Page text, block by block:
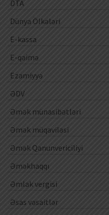
DTA
Dünya Ölkələri
E-kassa
E-qaimə
Ezamiyyə
ƏDV
Əmək münasibətləri
Əmək müqaviləsi
Əmək Qanunvericiliyi
Əməkhaqqı
Əmlak vergisi
Əsas vəsaitlər